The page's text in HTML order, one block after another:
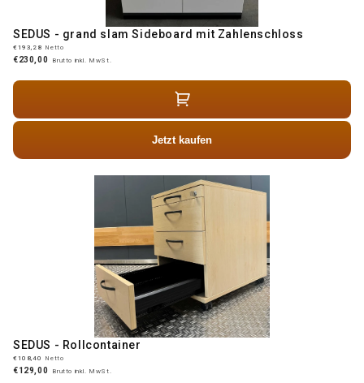
SEDUS - grand slam Sideboard mit Zahlenschloss
€193,28 Netto
€230,00 Brutto inkl. MwSt.
Jetzt kaufen
SEDUS - Rollcontainer
€108,40 Netto
€129,00 Brutto inkl. MwSt.